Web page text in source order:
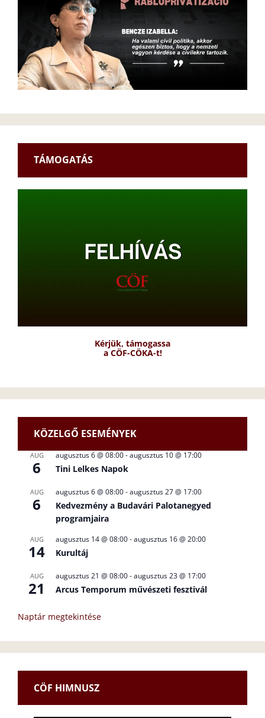
TÁMOGATÁS
Kérjük, támogassa
a CÖF-CÖKA-t!
KÖZELGŐ ESEMÉNYEK
AUG
6
augusztus 6 @ 08:00-augusztus 10 @ 17:00
Tini Lelkes Napok
AUG
6
augusztus 6 @ 08:00-augusztus 27 @ 17:00
Kedvezmény a Budavári Palotanegyed
programjaira
AUG
14
augusztus 14 @ 08:00-augusztus 16 @ 20:00
Kurultáj
AUG
21
augusztus 21 @ 08:00-augusztus 23 @ 17:00
Arcus Temporum művészeti fesztivál
Naptár megtekintése
CÖF HIMNUSZ